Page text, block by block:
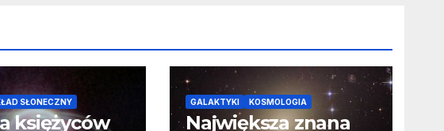
SŁONECZNY
księżyców
GALAKTYKI KOSMOLOGIA
Największa znana